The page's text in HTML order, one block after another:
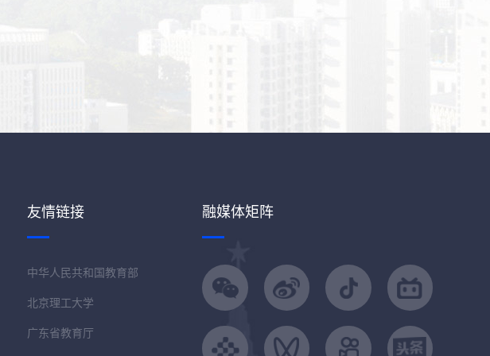
友情链接
中华人民共和国教育部
北京理工大学
广东省教育厅
融媒体矩阵